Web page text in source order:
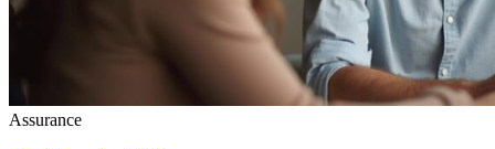
Assurance